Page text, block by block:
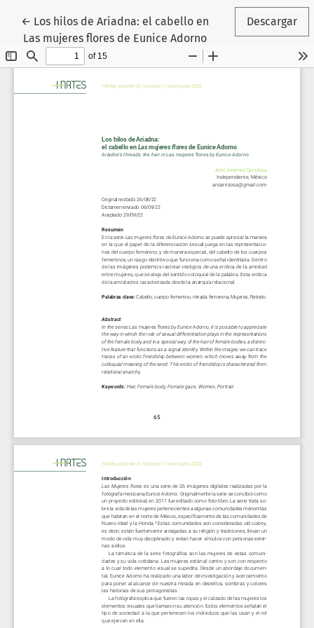
← Volver a los detalles del artículo
Los hilos de Ariadna: el cabello en
Las mujeres flores de Eunice Adorno
Descargar